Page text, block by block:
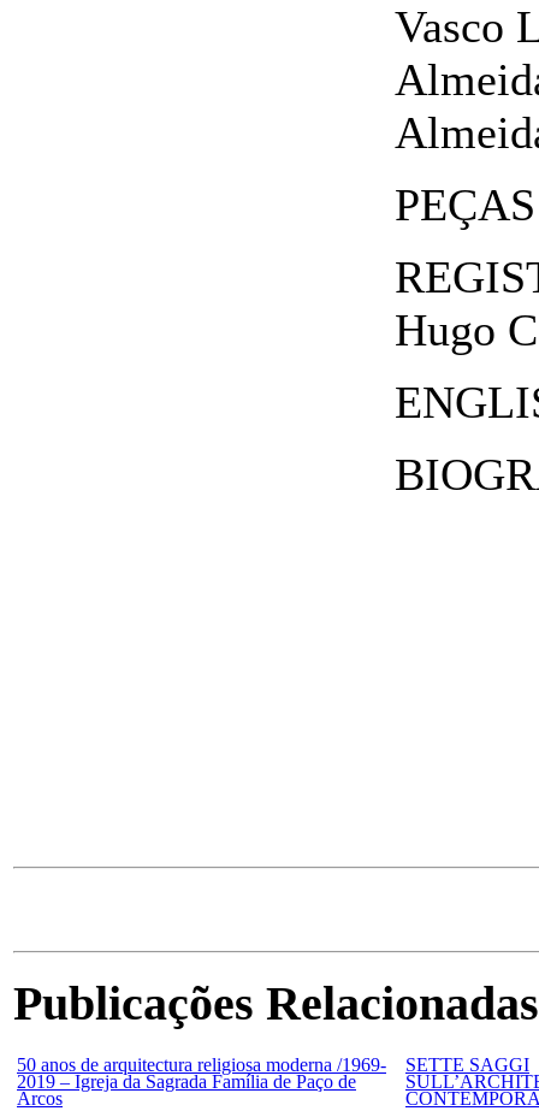
Vasco
Hugo
Publicações Relacionadas
50 anos de arquitectura religiosa moderna /1969-
2019 – Igreja da Sagrada Família de Paço de
Arcos
SETTE SAGGI